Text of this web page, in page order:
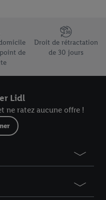
différents arguments de
de
Droit de rétractation
de 30 jours
Lidl
ne ratez aucune offre !
ici.